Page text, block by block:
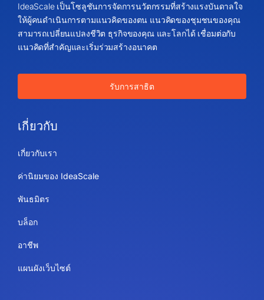
IdeaScale เป็นโซลูชันการจัดการนวัตกรรมที่สร้างแรงบันดาลใจ
ให้ผู้คนดำเนินการตามแนวคิดของตน แนวคิดของชุมชนของคุณ
สามารถเปลี่ยนแปลงชีวิต ธุรกิจของคุณ และโลกได้ เชื่อมต่อกับ
แนวคิดที่สำคัญและเริ่มร่วมสร้างอนาคต
รับการสาธิต
เกี่ยวกับ
เกี่ยวกับเรา
ค่านิยมของ IdeaScale
พันธมิตร
บล็อก
อาชีพ
แผนผังเว็บไซต์